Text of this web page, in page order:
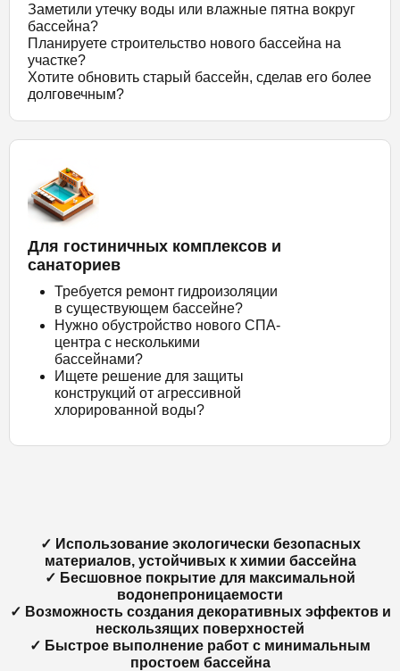
Заметили утечку воды или влажные пятна вокруг
бассейна?
Планируете строительство нового бассейна на
участке?
Хотите обновить старый бассейн, сделав его более
долговечным?
Для гостиничных комплексов и
санаториев
Требуется ремонт гидроизоляции
в существующем бассейне?
Нужно обустройство нового СПА-
центра с несколькими
бассейнами?
Ищете решение для защиты
конструкций от агрессивной
хлорированной воды?
✓ Использование экологически безопасных
материалов, устойчивых к химии бассейна
✓ Бесшовное покрытие для максимальной
водонепроницаемости
✓ Возможность создания декоративных эффектов и
нескользящих поверхностей
✓ Быстрое выполнение работ с минимальным
простоем бассейна